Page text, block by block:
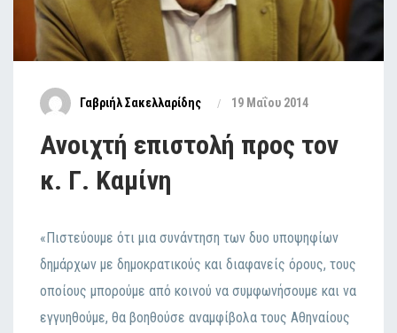
Γαβριήλ Σακελλαρίδης 19 Μαΐου 2014
Ανοιχτή επιστολή προς τον
κ. Γ. Καμίνη
«Πιστεύουμε ότι μια συνάντηση των δυο υποψηφίων
δημάρχων με δημοκρατικούς και διαφανείς όρους, τους
οποίους μπορούμε από κοινού να συμφωνήσουμε και να
εγγυηθούμε, θα βοηθούσε αναμφίβολα τους Αθηναίους